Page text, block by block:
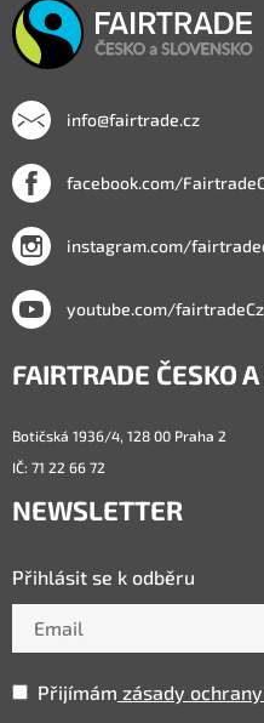
info@fairtrade.cz
facebook.com/
instagram.com/
youtube.com/
FAIRTRADE ČESKO
Botičská 1936/4, 128 00 Praha 2
IČ: 71 22 66 72
NEWSLETTER
Přihlásit se k odběru
Přijímám zásady